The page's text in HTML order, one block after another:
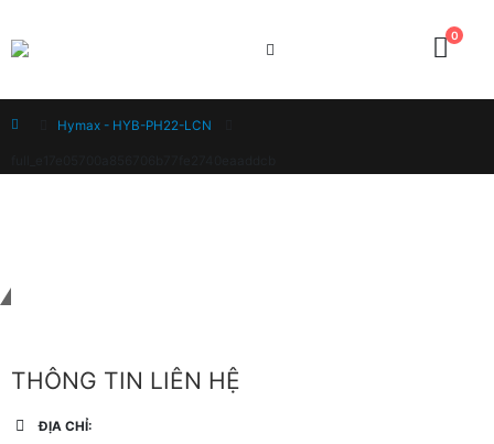
0
Home
Hymax - HYB-PH22-LCN
THÔNG TIN LIÊN HỆ
ĐỊA CHỈ: